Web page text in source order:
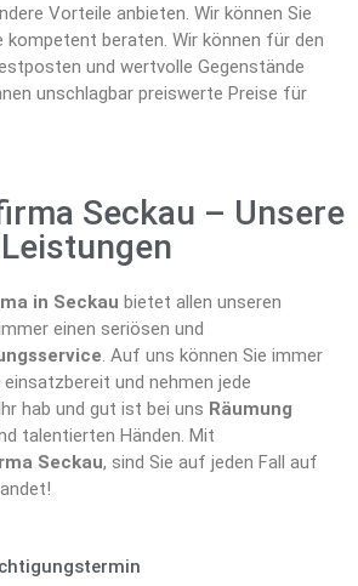
Vorteile anbieten. Wir können Sie
kompetent beraten. Wir können für den
und wertvolle Gegenstände
unschlagbar preiswerte Preise für
Seckau – Unsere
Leistungen
in Seckau bietet allen unseren
einen seriösen und
. Auf uns können Sie immer
und nehmen jede
hab und gut ist bei uns Räumung
talentierten Händen. Mit
Seckau, sind Sie auf jeden Fall auf